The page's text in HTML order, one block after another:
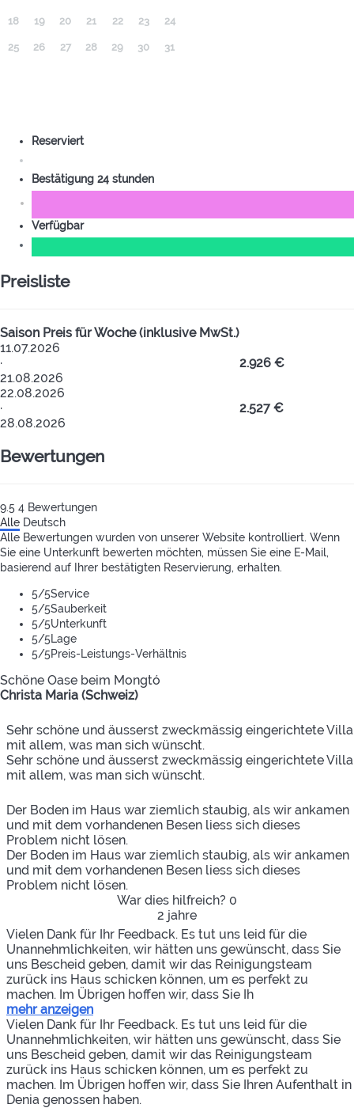
18 19 20 21 22 23 24
25 26 27 28 29 30 31
Reserviert
Bestätigung 24 stunden
Verfügbar
Preisliste
Saison Preis für Woche (inklusive MwSt.)
11.07.2026
·
21.08.2026
2.926 €
22.08.2026
·
28.08.2026
2.527 €
Bewertungen
9.5 4 Bewertungen
Alle Deutsch
Alle Bewertungen wurden von unserer Website kontrolliert. Wenn
Sie eine Unterkunft bewerten möchten, müssen Sie eine E-Mail,
basierend auf Ihrer bestätigten Reservierung, erhalten.
5/5Service
5/5Sauberkeit
5/5Unterkunft
5/5Lage
5/5Preis-Leistungs-Verhältnis
Schöne Oase beim Mongtó
Christa Maria (Schweiz)
Sehr schöne und äusserst zweckmässig eingerichtete Villa
mit allem, was man sich wünscht.
Sehr schöne und äusserst zweckmässig eingerichtete Villa
mit allem, was man sich wünscht.
Der Boden im Haus war ziemlich staubig, als wir ankamen
und mit dem vorhandenen Besen liess sich dieses
Problem nicht lösen.
Der Boden im Haus war ziemlich staubig, als wir ankamen
und mit dem vorhandenen Besen liess sich dieses
Problem nicht lösen.
War dies hilfreich? 0
2 jahre
Vielen Dank für Ihr Feedback. Es tut uns leid für die
Unannehmlichkeiten, wir hätten uns gewünscht, dass Sie
uns Bescheid geben, damit wir das Reinigungsteam
zurück ins Haus schicken können, um es perfekt zu
machen. Im Übrigen hoffen wir, dass Sie Ih
mehr anzeigen
Vielen Dank für Ihr Feedback. Es tut uns leid für die
Unannehmlichkeiten, wir hätten uns gewünscht, dass Sie
uns Bescheid geben, damit wir das Reinigungsteam
zurück ins Haus schicken können, um es perfekt zu
machen. Im Übrigen hoffen wir, dass Sie Ihren Aufenthalt in
Denia genossen haben.